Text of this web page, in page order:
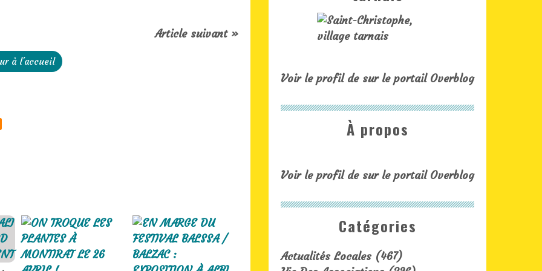
Article suivant »
à l'accueil
Catégories
Actualités Locales(467)
Voir le profil de sur le portail Overblog
À propos
Voir le profil de sur le portail Overblog